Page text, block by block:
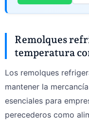
Remolques
temperatura
Los remolques
mantener la
esenciales para
perecederos como